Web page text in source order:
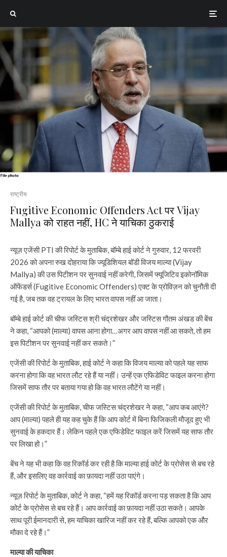
राष्ट्रीय
Fugitive Economic Offenders Act पर Vijay
Mallya को राहत नहीं, HC ने याचिका ठुकराई
न्यूज़ एजेंसी PTI की रिपोर्ट के मुताबिक, बॉम्बे हाई कोर्ट ने गुरुवार, 12 फरवरी
2026 को अपना रुख दोहराया कि ज्यूडिशियल बॉडी विजय माल्या (Vijay
Mallya) की उस पिटीशन पर सुनवाई नहीं करेगी, जिसमें फ्यूजिटिव इकोनॉमिक
ऑफेंडर्स (Fugitive Economic Offenders) एक्ट के प्रोविज़न को चुनौती दी
गई है, जब तक वह ट्रायल के लिए भारत वापस नहीं आ जाता।
बॉम्बे हाई कोर्ट की चीफ जस्टिस श्री चंद्रशेखर और जस्टिस गौतम अंखड की बेंच
ने कहा, “आपको (माल्या) वापस आना होगा…अगर आप वापस नहीं आ सकते, तो हम
इस पिटीशन पर सुनवाई नहीं कर सकते।”
एजेंसी की रिपोर्ट के मुताबिक, हाई कोर्ट ने कहा कि विजय माल्या को पहले यह साफ
करना होगा कि वह भारत लौट रहे हैं या नहीं। उन्हें एक एफिडेविट फाइल करना होगा
जिसमें साफ तौर पर बताया गया हो कि वह भारत लौटेंगे या नहीं।
एजेंसी की रिपोर्ट के मुताबिक, चीफ जस्टिस चंद्रशेखर ने कहा, “आप कब आएंगे?
आप (माल्या) पहले ही यह कह चुके हैं कि आप कोर्ट में बिना फिजिकली मौजूद हुए भी
सुनवाई के हकदार हैं। लेकिन पहले एक एफिडेविट फाइल करें जिसमें यह साफ तौर
पर लिखा हो।”
बेंच ने यह भी कहा कि वह रिकॉर्ड कर रही है कि माल्या हाई कोर्ट के प्रोसेस से बच रहे
हैं, और इसलिए वह कार्रवाई का फ़ायदा नहीं उठा पाएंगे।
न्यूज़ रिपोर्ट के मुताबिक, कोर्ट ने कहा, “हमें यह रिकॉर्ड करना पड़ सकता है कि आप
कोर्ट के प्रोसेस से बच रहे हैं। आप कार्रवाई का फ़ायदा नहीं उठा सकते। आपके
साथ पूरी ईमानदारी से, हम याचिका खारिज नहीं कर रहे हैं, बल्कि आपको एक और
मौका दे रहे हैं।”
माल्या की याचिका